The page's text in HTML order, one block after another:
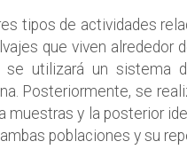
tipos de actividades
que viven alrededor
utilizará un sistema
Posteriormente, se
y la posterior
poblaciones y su